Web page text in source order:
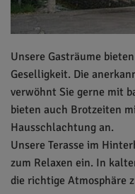
Unsere Gasträume
Geselligkeit. Die
verwöhnt Sie gerne mit
bieten auch Brotzeiten
Hausschlachtung an.
Unsere Terasse im
zum Relaxen ein. In
die richtige Atmosphäre